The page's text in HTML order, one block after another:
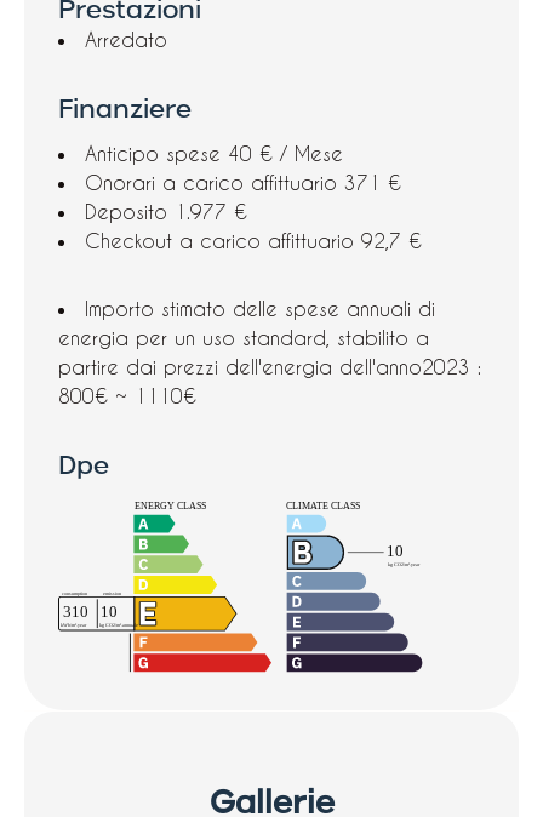
Prestazioni
Arredato
Finanziere
Anticipo spese 40 € / Mese
Onorari a carico affittuario 371 €
Deposito 1.977 €
Checkout a carico affittuario 92,7 €
Importo stimato delle spese annuali di
energia per un uso standard, stabilito a
partire dai prezzi dell'energia dell'anno2023 :
800€ ~ 1110€
Dpe
Gallerie